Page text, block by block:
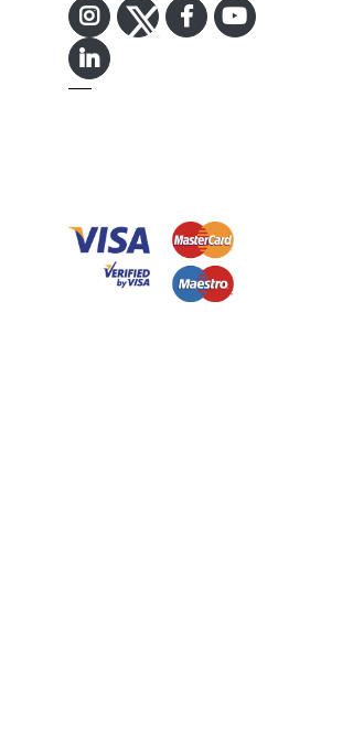
INSTAGRAM
TWITTER
FACEBOOK F
YOUTUBE
LINKEDIN IN